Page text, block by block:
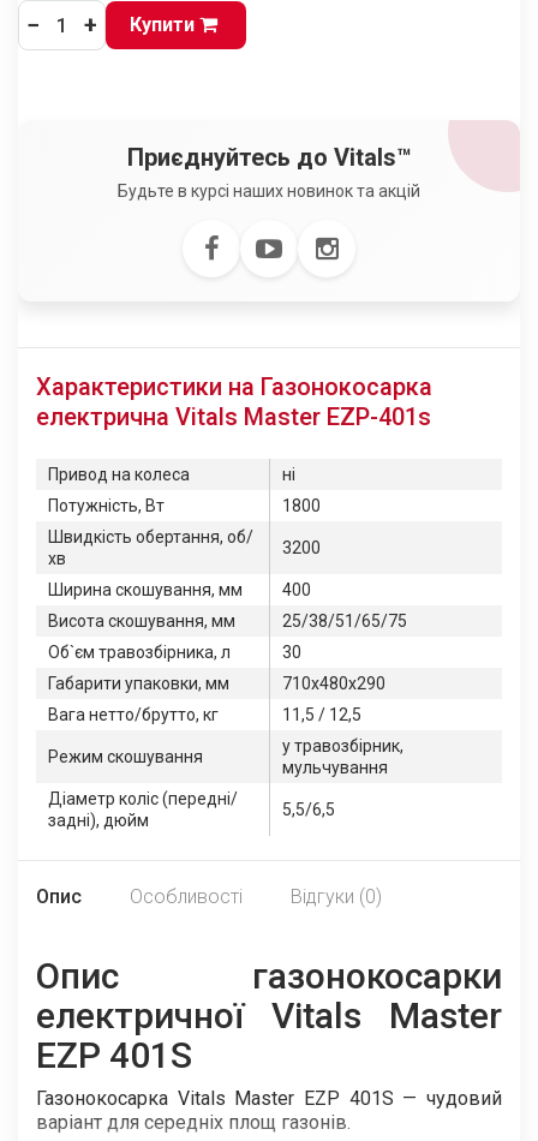
− + Купити
Приєднуйтесь до Vitals™
Будьте в курсі наших новинок та акцій
Характеристики на Газонокосарка
електрична Vitals Master EZP-401s
Привод на колеса
ні
Потужність, Вт
1800
Швидкість обертання, об/
хв
3200
Ширина скошування, мм
400
Висота скошування, мм
25/38/51/65/75
Об`єм травозбірника, л
30
Габарити упаковки, мм
710х480х290
Вага нетто/брутто, кг
11,5 / 12,5
Режим скошування
у травозбірник,
мульчування
Діаметр коліс (передні/
задні), дюйм
5,5/6,5
Опис Особливості Відгуки (0)
Опис газонокосарки
електричної Vitals Master
EZP 401S
Газонокосарка Vitals Master EZP 401S — чудовий
варіант для середніх площ газонів.